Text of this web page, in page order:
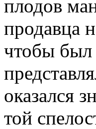
плодов
продавца
чтобы был
оказался
той